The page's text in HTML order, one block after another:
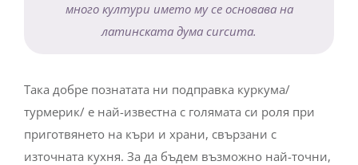
много култури името му се основава на
латинската дума curcuma.
Така добре познатата ни подправка куркума/
турмерик/ е най-известна с голямата си роля при
приготвянето на къри и храни, свързани с
източната кухня. За да бъдем възможно най-точни,